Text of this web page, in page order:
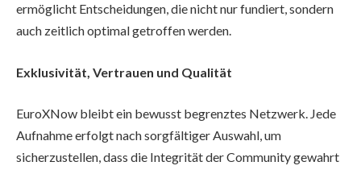
ermöglicht Entscheidungen, die nicht nur fundiert, sondern
auch zeitlich optimal getroffen werden.
Exklusivität, Vertrauen und Qualität
EuroXNow bleibt ein bewusst begrenztes Netzwerk. Jede
Aufnahme erfolgt nach sorgfältiger Auswahl, um
sicherzustellen, dass die Integrität der Community gewahrt